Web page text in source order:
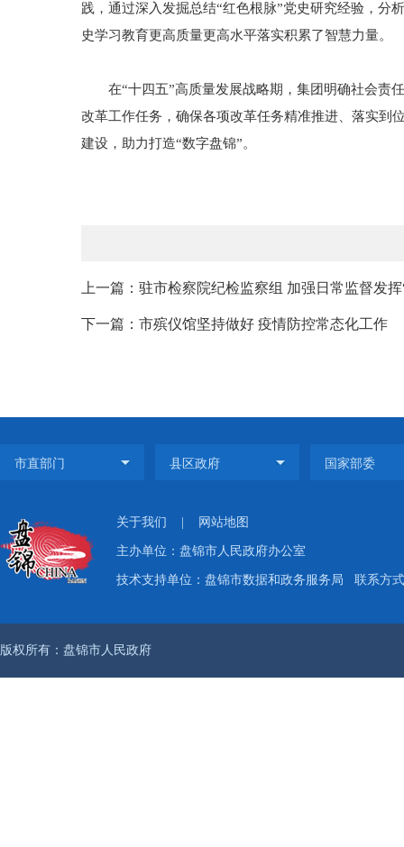
践，通过深入发掘总结“红色根脉”党史研究经验，分
史学习教育更高质量更高水平落实积累了智慧力量。
在“十四五”高质量发展战略期，集团明确社会责任
改革工作任务，确保各项改革任务精准推进、落实到
建设，助力打造“数字盘锦”。
上一篇：驻市检察院纪检监察组 加强日常监督发
下一篇：市殡仪馆坚持做好 疫情防控常态化工作
关于我们 网站地图
主办单位：盘锦市人民政府办公室
技术支持单位：盘锦市数据和政务服务局 联系方
版权所有：盘锦市人民政府